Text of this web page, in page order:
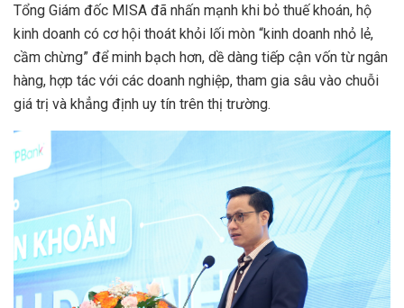
Tổng Giám đốc MISA đã nhấn mạnh khi bỏ thuế khoán, hộ
kinh doanh có cơ hội thoát khỏi lối mòn “kinh doanh nhỏ lẻ,
cầm chừng” để minh bạch hơn, dề dàng tiếp cận vốn từ ngân
hàng, hợp tác với các doanh nghiệp, tham gia sâu vào chuỗi
giá trị và khẳng định uy tín trên thị trường.